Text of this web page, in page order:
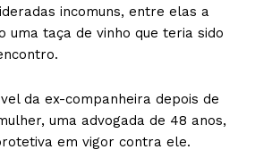
incomuns, entre elas a
uma taça de vinho que teria sido
da ex-companheira depois de
uma advogada de 48 anos,
em vigor contra ele.